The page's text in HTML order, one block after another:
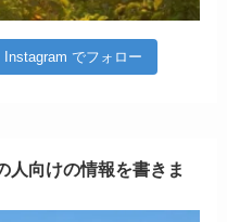
Instagram でフォロー
人向けの情報を書きま